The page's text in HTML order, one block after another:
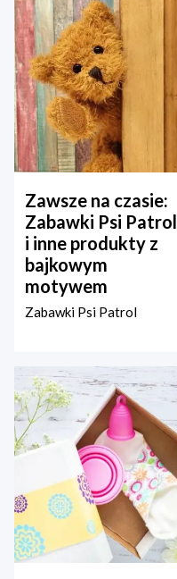
Zawsze na czasie:
Zabawki Psi Patrol
i inne produkty z
bajkowym
motywem
Zabawki Psi Patrol